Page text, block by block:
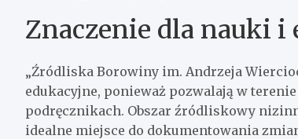
Znaczenie dla nauki i
„Źródliska Borowiny im. Andrzeja
edukacyjne, ponieważ pozwalają w
podręcznikach. Obszar źródliskowy
idealne miejsce do dokumentowania